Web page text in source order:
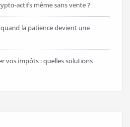
actifs même sans vente ?
la patience devient une
vos impôts : quelles solutions